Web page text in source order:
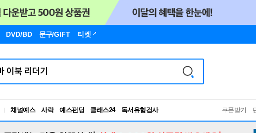
DVD/BD 문구/GIFT 티켓
채널예스 사락 예스펀딩 클래스24
RBTI Lab
독서유형검사
쿠폰받기